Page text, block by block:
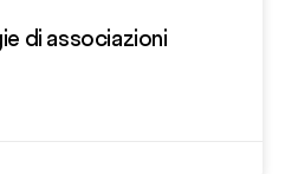
di associazioni